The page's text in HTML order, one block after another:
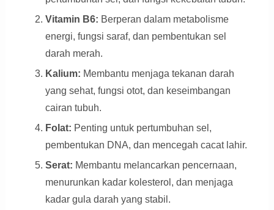
Vitamin B6: Berperan dalam metabolisme
energi, fungsi saraf, dan pembentukan sel
darah merah.
Kalium: Membantu menjaga tekanan darah
yang sehat, fungsi otot, dan keseimbangan
cairan tubuh.
Folat: Penting untuk pertumbuhan sel,
pembentukan DNA, dan mencegah cacat lahir.
Serat: Membantu melancarkan pencernaan,
menurunkan kadar kolesterol, dan menjaga
kadar gula darah yang stabil.